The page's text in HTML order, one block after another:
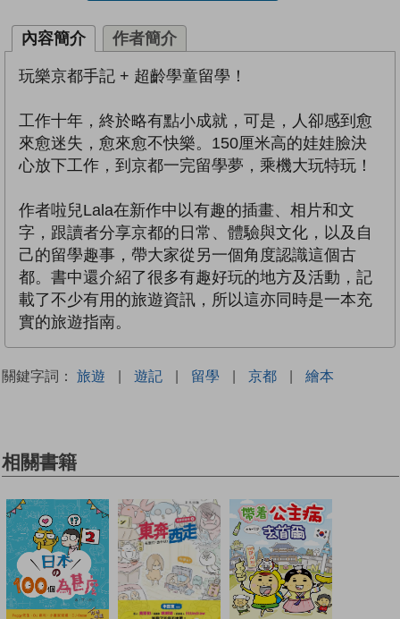
內容簡介 作者簡介
玩樂京都手記 + 超齡學童留學！
工作十年，終於略有點小成就，可是，人卻感到愈
來愈迷失，愈來愈不快樂。150厘米高的娃娃臉決
心放下工作，到京都一完留學夢，乘機大玩特玩！
作者啦兒Lala在新作中以有趣的插畫、相片和文
字，跟讀者分享京都的日常、體驗與文化，以及自
己的留學趣事，帶大家從另一個角度認識這個古
都。書中還介紹了很多有趣好玩的地方及活動，記
載了不少有用的旅遊資訊，所以這亦同時是一本充
實的旅遊指南。
關鍵字詞： 旅遊 | 遊記 | 留學 | 京都 | 繪本
相關書籍